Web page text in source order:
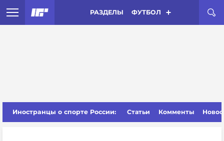
РАЗДЕЛЫ ФУТБОЛ
Иностранцы о спорте России: Статьи Комменты